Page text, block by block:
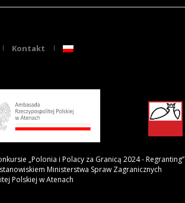
Kontakt
„Polonia i Polacy za Granicą 2024 - Regranting”
Ministerstwa Spraw Zagranicznych
Polskiej w Atenach